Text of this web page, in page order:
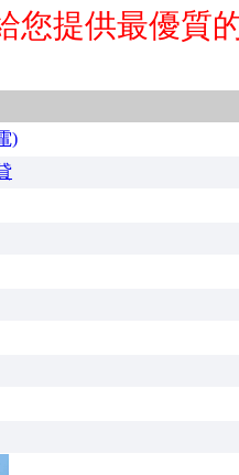
您提供最優質
)